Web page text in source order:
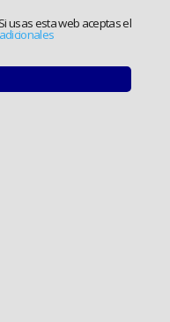
usas esta web aceptas el